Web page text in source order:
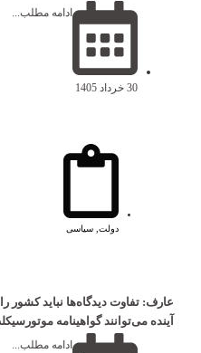
30 خرداد 1405
ادامه مطلب...
دولت سیاسی
عارف: تفاوت دیدگاه‌ها نباید کشور
آینده می‎‌توانند گواهینامه موتورسیکلت دریافت کنند
ادامه مطلب...